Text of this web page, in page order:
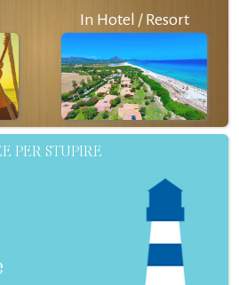
In Hotel / Resort
PER STUPIRE